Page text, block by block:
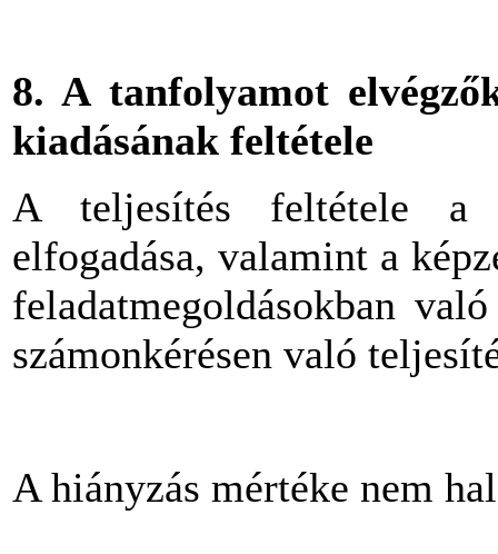
8. A tanfolyamot
kiadásának feltétele
A teljesítés feltétele a
elfogadása, valamint a
feladatmegoldásokban
számonkérésen való
A hiányzás mértéke nem